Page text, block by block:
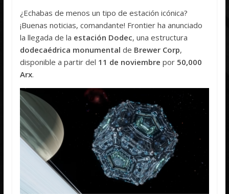
¿Echabas de menos un tipo de estación icónica?
¡Buenas noticias, comandante! Frontier ha anunciado
la llegada de la estación Dodec, una estructura
dodecaédrica monumental de Brewer Corp,
disponible a partir del 11 de noviembre por 50,000
Arx.